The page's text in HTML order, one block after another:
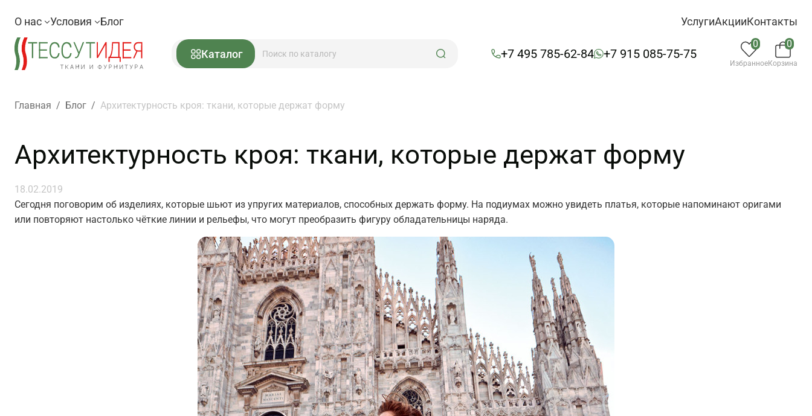
О нас Условия Блог УслугиАкцииКонтакты
Каталог +7 495 785-62-84 +7 915 085-75-75
0
Избранное
0
Корзина
Главная / Блог / Архитектурность кроя: ткани, которые держат форму
Архитектурность кроя: ткани, которые держат форму
18.02.2019
Сегодня поговорим об изделиях, которые шьют из упругих материалов, способных держать форму. На подиумах можно увидеть платья, которые напоминают оригами
или повторяют настолько чёткие линии и рельефы, что могут преобразить фигуру обладательницы наряда.